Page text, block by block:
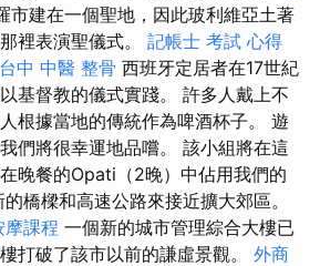
市建在一個聖地，因此玻利維亞土著
裡表演聖儀式。 記帳士 考試 心得
台中 中醫 整骨 西班牙定居者在17世紀
基督教的儀式實踐。 許多人戴上不
根據當地的傳統作為啤酒杯子。 遊
們將很幸運地品嚐。 該小組將在這
晚餐的Opati（2晚）中佔用我們的
橋樑和高速公路來接近擴大郊區。
摩課程 一個新的城市管理綜合大樓已
打破了該市以前的謙虛景觀。 外商